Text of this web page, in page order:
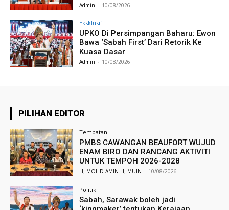
Admin - 10/08/2026
Eksklusif
UPKO Di Persimpangan Baharu: Ewon
Bawa ‘Sabah First’ Dari Retorik Ke
Kuasa Dasar
Admin - 10/08/2026
PILIHAN EDITOR
Tempatan
PMBS CAWANGAN BEAUFORT WUJUD
ENAM BIRO DAN RANCANG AKTIVITI
UNTUK TEMPOH 2026-2028
HJ MOHD AMIN HJ MUIN - 10/08/2026
Politik
Sabah, Sarawak boleh jadi